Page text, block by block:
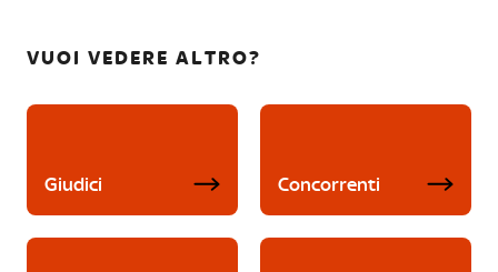
VUOI VEDERE ALTRO?
Giudici Concorrenti